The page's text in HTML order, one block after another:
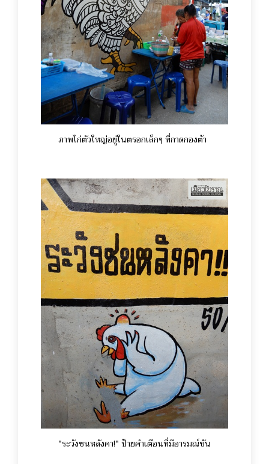
ภาพไก่ตัวใหญ่อยู่ในตรอกเล็กๆ ที่กาดกองต้า
"ระวังชนหลังคา!" ป้ายคำเตือนที่มีอารมณ์ขัน